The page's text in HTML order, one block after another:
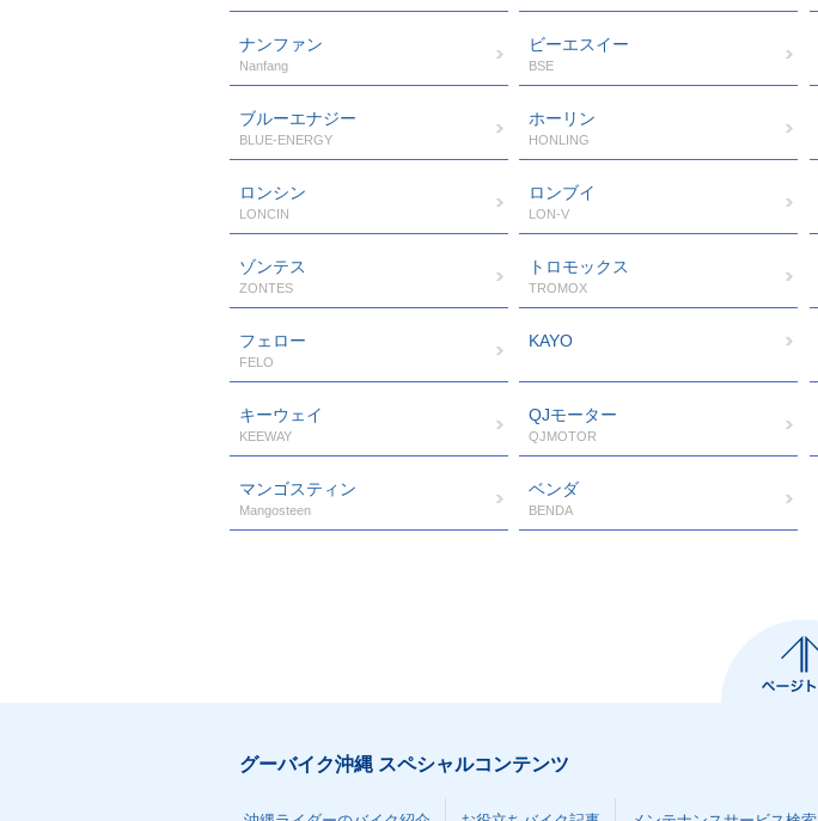
ナンファン
Nanfang
ビーエスイー
BSE
ブルーエナジー
BLUE-ENERGY
ホーリン
HONLING
ロンシン
LONCIN
ロンブイ
LON-V
ゾンテス
ZONTES
トロモックス
TROMOX
フェロー
FELO
KAYO
キーウェイ
KEEWAY
QJモーター
QJMOTOR
マンゴスティン
Mangosteen
ベンダ
BENDA
グーバイク沖縄 スペシャルコンテンツ